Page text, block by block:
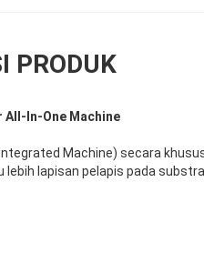
PRODUK
All-In-One Machine
Machine) secara
lebih lapisan pelapis pada